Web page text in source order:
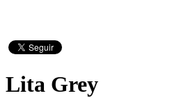
Lita Grey